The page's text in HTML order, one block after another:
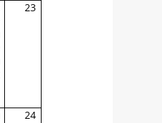
23
24